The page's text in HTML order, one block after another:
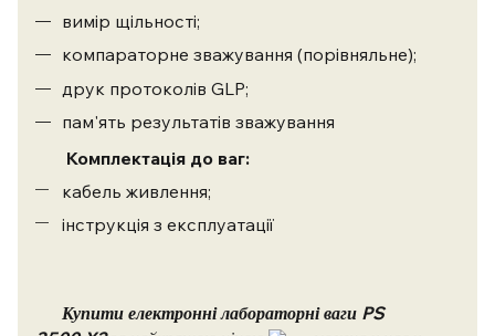
вимір щільності;
компараторне зважування (порівняльне);
друк протоколів GLP;
пам'ять результатів зважування
​ Комплектація до ваг:
кабель живлення;
інструкція з експлуатації
Купити електронні лабораторні ваги PS